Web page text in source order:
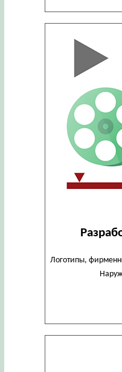
Логотипы,